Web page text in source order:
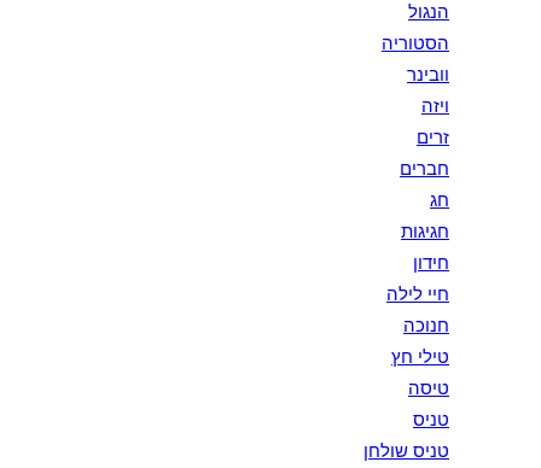
הנגול
הסטוריה
וובינר
ויזה
זרים
חברים
חג
חגיגות
חידון
חיי לילה
חנוכה
טילי חץ
טיסה
טניס
טניס שולחן